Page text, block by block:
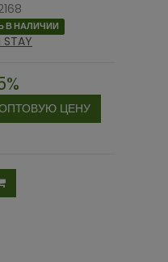
В НАЛИЧИИ
STAY
ЦЕНУ